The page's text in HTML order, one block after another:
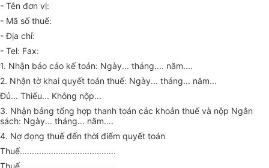
- Tên đơn vị:
- Mã số thuế:
- Địa chỉ:
- Tel: Fax:
1. Nhận báo cáo kế toán: Ngày... tháng.... năm....
2. Nhận tờ khai quyết toán thuế: Ngày... tháng... năm...
Đủ... Thiếu... Không nộp...
3. Nhận bảng tổng hợp thanh toán các khoản thuế và nộp Ngân
sách: Ngày... tháng... năm....
4. Nợ đọng thuế đến thời điểm quyết toán
Thuế........................................
Thuế........................................